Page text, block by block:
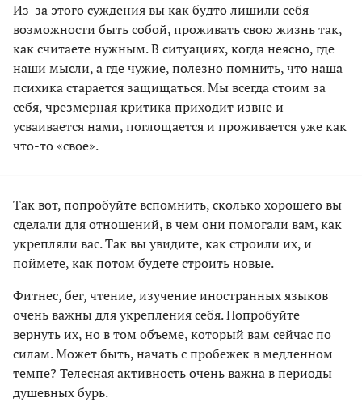
Из-за этого суждения вы как будто лишили себя
возможности быть собой, проживать свою жизнь так,
как считаете нужным. В ситуациях, когда неясно, где
наши мысли, а где чужие, полезно помнить, что наша
психика старается защищаться. Мы всегда стоим за
себя, чрезмерная критика приходит извне и
усваивается нами, поглощается и проживается уже как
что-то «свое».
Так вот, попробуйте вспомнить, сколько хорошего вы
сделали для отношений, в чем они помогали вам, как
укрепляли вас. Так вы увидите, как строили их, и
поймете, как потом будете строить новые.
Фитнес, бег, чтение, изучение иностранных языков
очень важны для укрепления себя. Попробуйте
вернуть их, но в том объеме, который вам сейчас по
силам. Может быть, начать с пробежек в медленном
темпе? Телесная активность очень важна в периоды
душевных бурь.